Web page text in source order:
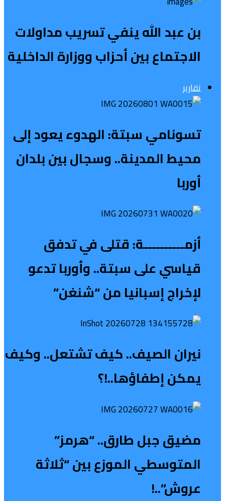
بن عبد الله ينفي تسريب مداولات
الاجتماع بين أحزاب ووزارة الداخلية
تقارير
تسونامي سبتة: الهدوء يعود إلى
محيط المدينة.. وسجال بين بلدان
أوربا
أزمــــــــــة: قتلى في تدفق
قياسي على سبتة.. وأوربا تدعو
لإخراج إسبانيا من “شنغن”
نيران الصيف.. كيف تشتعل.. وكيف
يمكن إطفاؤها..!؟
مضيق جبل طارق.. “هرمز”
المتوسطي الموزع بين “ثلاثة
عروش”..!